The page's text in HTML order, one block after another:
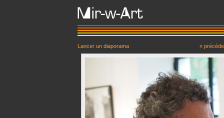
Lancer un diaporama «